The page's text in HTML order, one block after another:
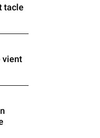
tacle
vient